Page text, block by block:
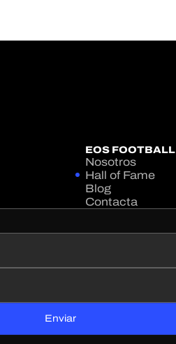
EOS FOOTBALL
Nosotros
Hall of Fame
Blog
Contacta